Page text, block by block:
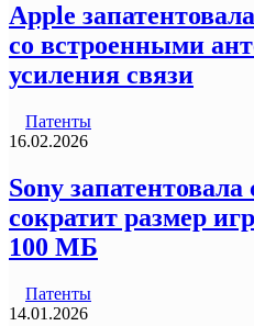
Apple
со встроенными
усиления связи
Патенты
16.02.2026
Sony
сократит размер
100 МБ
Патенты
14.01.2026